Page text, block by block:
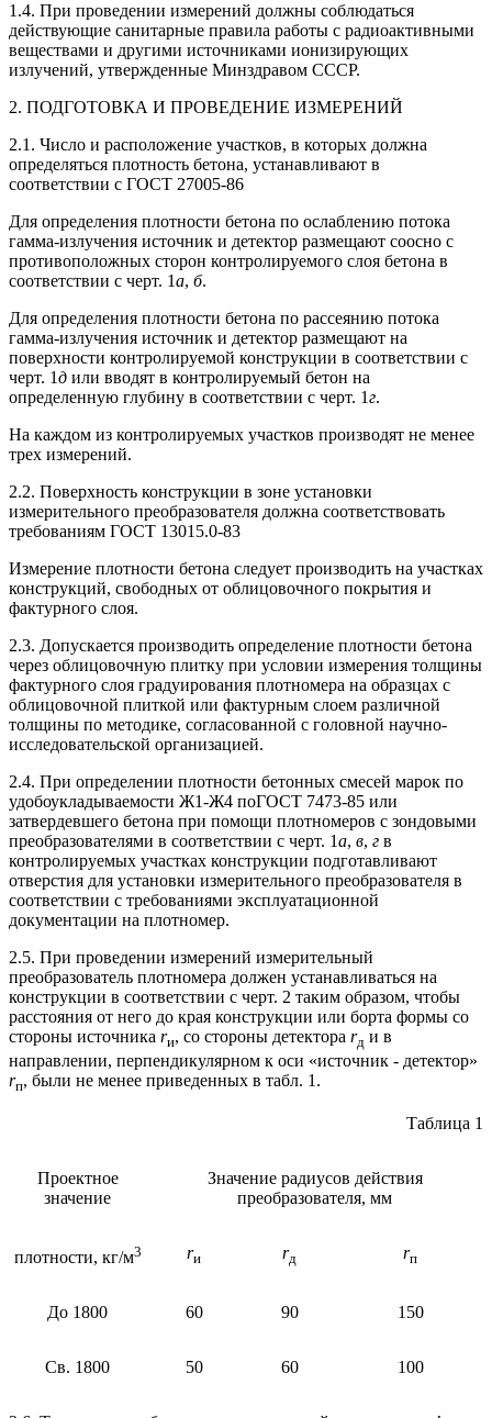
1.4. При проведении измерений должны соблюдаться
действующие санитарные правила работы с радиоактивными
веществами и другими источниками ионизирующих
излучений, утвержденные Минздравом СССР.
2. ПОДГОТОВКА И ПРОВЕДЕНИЕ ИЗМЕРЕНИЙ
2.1. Число и расположение участков, в которых должна
определяться плотность бетона, устанавливают в
соответствии с ГОСТ 27005-86
Для определения плотности бетона по ослаблению потока
гамма-излучения источник и детектор размещают соосно с
противоположных сторон контролируемого слоя бетона в
соответствии с черт. 1а, б.
Для определения плотности бетона по рассеянию потока
гамма-излучения источник и детектор размещают на
поверхности контролируемой конструкции в соответствии с
черт. 1д или вводят в контролируемый бетон на
определенную глубину в соответствии с черт. 1г.
На каждом из контролируемых участков производят не менее
трех измерений.
2.2. Поверхность конструкции в зоне установки
измерительного преобразователя должна соответствовать
требованиям ГОСТ 13015.0-83
Измерение плотности бетона следует производить на участках
конструкций, свободных от облицовочного покрытия и
фактурного слоя.
2.3. Допускается производить определение плотности бетона
через облицовочную плитку при условии измерения толщины
фактурного слоя градуирования плотномера на образцах с
облицовочной плиткой или фактурным слоем различной
толщины по методике, согласованной с головной научно-
исследовательской организацией.
2.4. При определении плотности бетонных смесей марок по
удобоукладываемости Ж1-Ж4 поГОСТ 7473-85 или
затвердевшего бетона при помощи плотномеров с зондовыми
преобразователями в соответствии с черт. 1а, в, г в
контролируемых участках конструкции подготавливают
отверстия для установки измерительного преобразователя в
соответствии с требованиями эксплуатационной
документации на плотномер.
2.5. При проведении измерений измерительный
преобразователь плотномера должен устанавливаться на
конструкции в соответствии с черт. 2 таким образом, чтобы
расстояния от него до края конструкции или борта формы со
стороны источника rи, со стороны детектора rд и в
направлении, перпендикулярном к оси «источник - детектор»
rп, были не менее приведенных в табл. 1.
Таблица 1
Проектное
значение
Значение радиусов действия
преобразователя, мм
плотности, кг/м3 rи rд rп
До 1800 60 90 150
Св. 1800 50 60 100